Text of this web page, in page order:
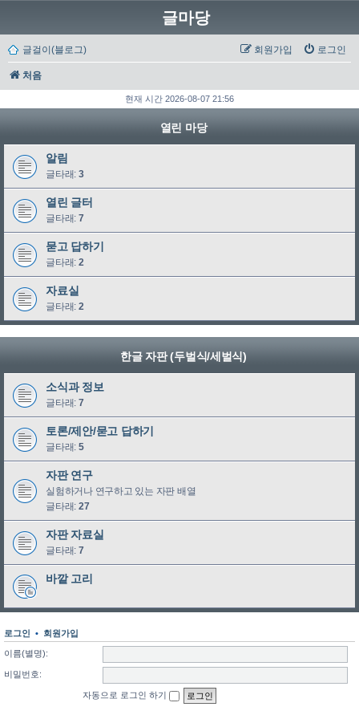
글마당
글걸이(블로그) 로그인
회원가입
처음
현재 시간 2026-08-07 21:56
열린 마당
알림
글타래: 3
열린 글터
글타래: 7
묻고 답하기
글타래: 2
자료실
글타래: 2
한글 자판 (두벌식/세벌식)
소식과 정보
글타래: 7
토론/제안/묻고 답하기
글타래: 5
자판 연구
실험하거나 연구하고 있는 자판 배열
글타래: 27
자판 자료실
글타래: 7
바깥 고리
로그인 • 회원가입
이름(별명):
비밀번호:
자동으로 로그인 하기